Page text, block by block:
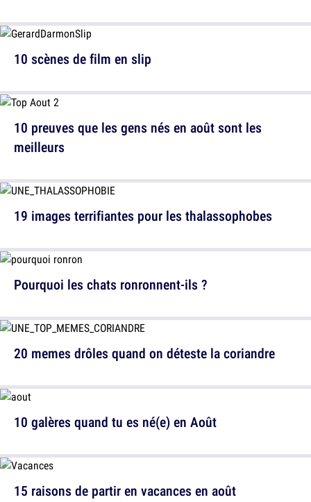
10 preuves que les gens nés en août sont les
meilleurs
Pourquoi les chats ronronnent-ils ?
10 galères quand tu es né(e) en Août
10 scènes de film en slip
19 images terrifiantes pour les thalassophobes
20 memes drôles quand on déteste la coriandre
15 raisons de partir en vacances en août